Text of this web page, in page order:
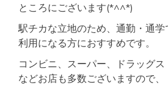
ところにございます(*^^*)
駅チカな立地のため、通勤・通
利用になる方におすすめです。
コンビニ、スーパー、ドラッグ
などお店も多数ございますので、